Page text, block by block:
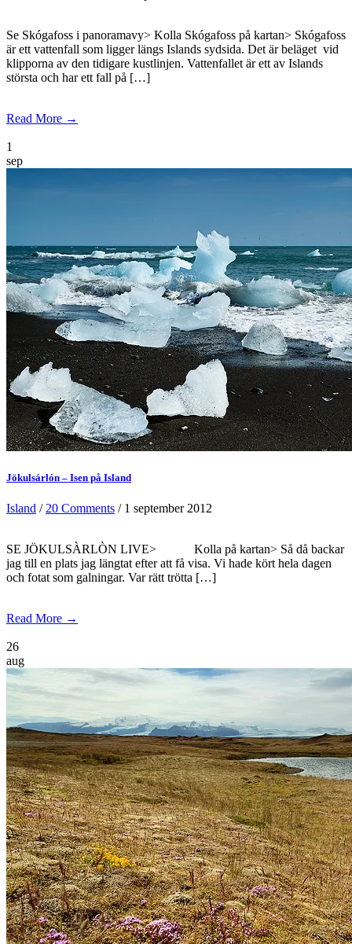
Se Skógafoss i panoramavy> Kolla Skógafoss på kartan> Skógafoss
är ett vattenfall som ligger längs Islands sydsida. Det är beläget vid
klipporna av den tidigare kustlinjen. Vattenfallet är ett av Islands
största och har ett fall på […]
Read More →
1
sep
Jökulsárlón – Isen på Island
Island / 20 Comments / 1 september 2012
SE JÖKULSÀRLÒN LIVE> Kolla på kartan> Så då backar
jag till en plats jag längtat efter att få visa. Vi hade kört hela dagen
och fotat som galningar. Var rätt trötta […]
Read More →
26
aug